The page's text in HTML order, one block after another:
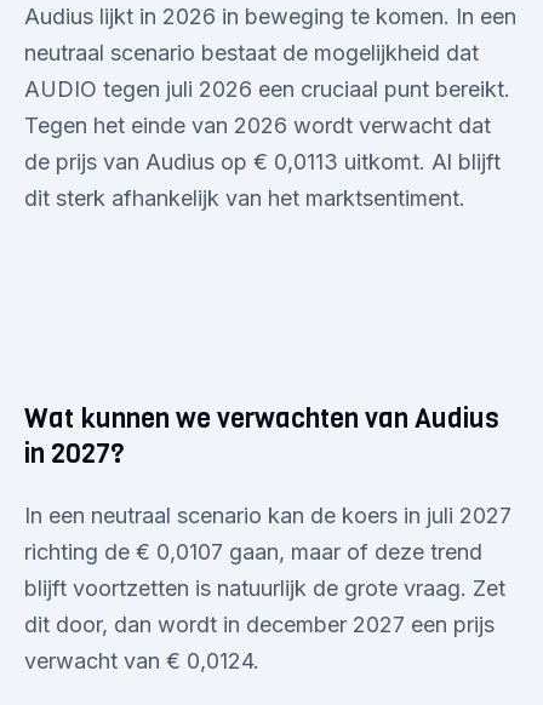
Audius lijkt in 2026 in beweging te komen. In een
neutraal scenario bestaat de mogelijkheid dat
AUDIO tegen juli 2026 een cruciaal punt bereikt.
Tegen het einde van 2026 wordt verwacht dat
de prijs van Audius op € 0,0113 uitkomt. Al blijft
dit sterk afhankelijk van het marktsentiment.
Wat kunnen we verwachten van Audius
in 2027?
In een neutraal scenario kan de koers in juli 2027
richting de € 0,0107 gaan, maar of deze trend
blijft voortzetten is natuurlijk de grote vraag. Zet
dit door, dan wordt in december 2027 een prijs
verwacht van € 0,0124.